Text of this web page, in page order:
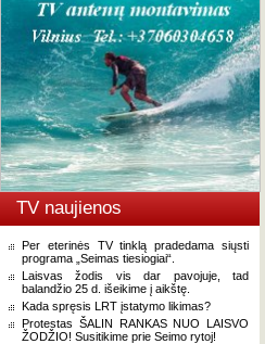
TV naujienos
Per eterinės TV tinklą pradedama siųsti
programa „Seimas tiesiogiai“.
Laisvas žodis vis dar pavojuje, tad
balandžio 25 d. išeikime į aikštę.
Kada spręsis LRT įstatymo likimas?
Protestas ŠALIN RANKAS NUO LAISVO
ŽODŽIO! Susitikime prie Seimo rytoj!